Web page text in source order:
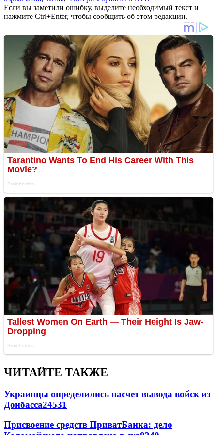
Если вы заметили ошибку, выделите необходимый текст и
нажмите Ctrl+Enter, чтобы сообщить об этом редакции.
ЧИТАЙТЕ ТАКЖЕ
Украинцы определились насчет вывода войск из
Донбасса24531
Присвоение средств ПриватБанка: дело